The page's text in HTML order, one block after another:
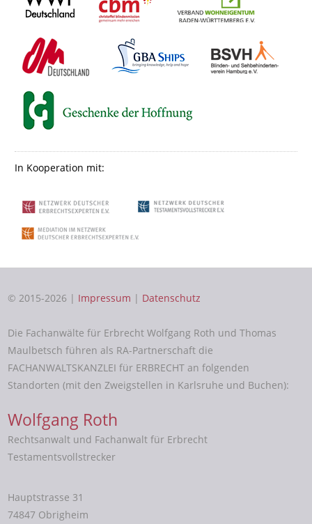
In Kooperation mit:
© 2015-2026 | Impressum | Datenschutz
Die Fachanwälte für Erbrecht Wolfgang Roth und Thomas
Maulbetsch führen als RA-Partnerschaft die
FACHANWALTSKANZLEI für ERBRECHT an folgenden
Standorten (mit den Zweigstellen in Karlsruhe und Buchen):
Wolfgang Roth
Rechtsanwalt und Fachanwalt für Erbrecht
Testamentsvollstrecker
Hauptstrasse 31
74847 Obrigheim